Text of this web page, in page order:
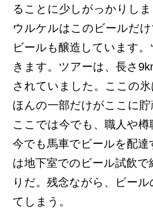
ることに少しがっかりし
ウルケルはこのビールだ
ビールも醸造しています
きます­。ツアーは、長さ
されていまし­た。ここの
ほんの一部だけがここに­
ここでは今でも、職人や
今でも馬車でビールを配
は地­下室でのビール試飲
りだ。残念なが­ら、ビー
てしまう。